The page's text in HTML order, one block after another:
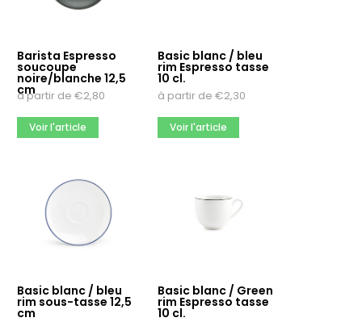
Barista Espresso
soucoupe
noire/blanche 12,5
cm
à partir de €2,80
Voir l'article
Basic blanc / bleu
rim Espresso tasse
10 cl.
à partir de€2,30
Voir l'article
Basic blanc / bleu
rim sous-tasse 12,5
cm
Basic blanc / Green
rim Espresso tasse
10 cl.